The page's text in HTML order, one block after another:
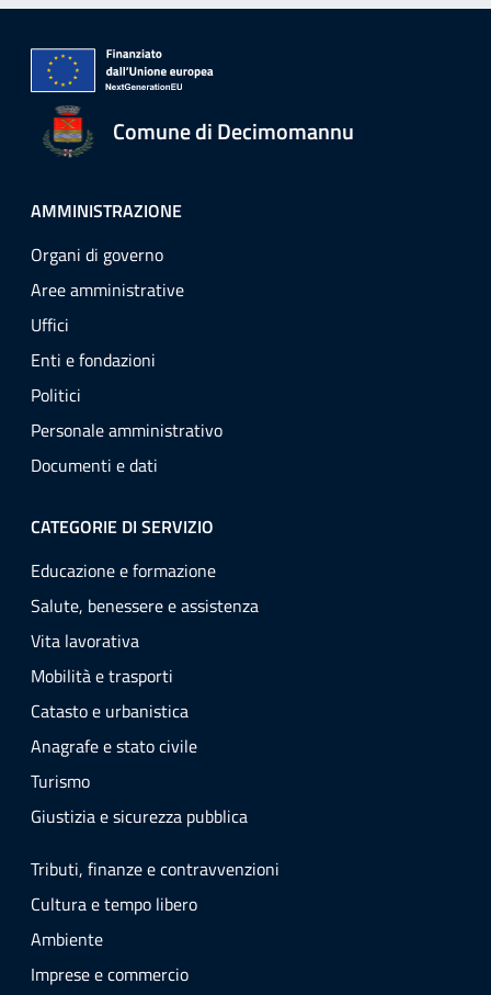
Comune di Decimomannu
AMMINISTRAZIONE
Organi di governo
Aree amministrative
Uffici
Enti e fondazioni
Politici
Personale amministrativo
Documenti e dati
CATEGORIE DI SERVIZIO
Educazione e formazione
Salute, benessere e assistenza
Vita lavorativa
Mobilità e trasporti
Catasto e urbanistica
Anagrafe e stato civile
Turismo
Giustizia e sicurezza pubblica
Tributi, finanze e contravvenzioni
Cultura e tempo libero
Ambiente
Imprese e commercio